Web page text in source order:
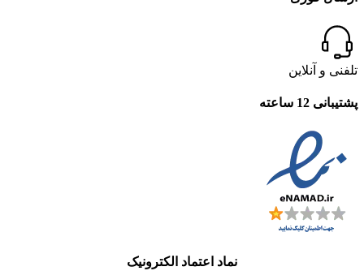
تلفنی و آنلاین
پشتیبانی 12 ساعته
نماد اعتماد الکترونیک